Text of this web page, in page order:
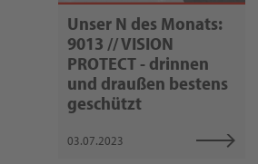
Unser N des Monats:
9013 // VISION
PROTECT - drinnen
und draußen bestens
geschützt
03.07.2023